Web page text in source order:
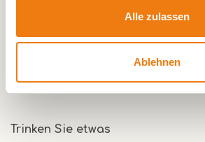
Alle zulassen
Ablehnen
Suppen, Steaks, Flammkuchen,
Trinken Sie etwas